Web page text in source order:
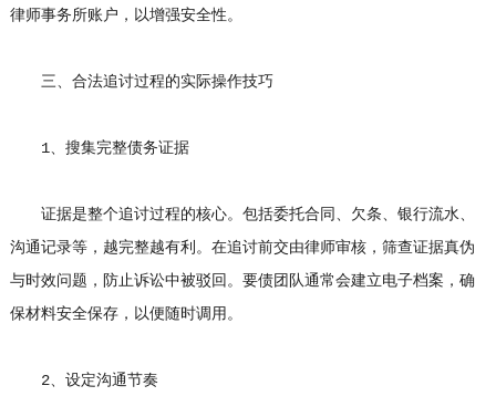
律师事务所账户，以增强安全性。
三、合法追讨过程的实际操作技巧
1、搜集完整债务证据
证据是整个追讨过程的核心。包括委托合同、欠条、银行流水、
沟通记录等，越完整越有利。在追讨前交由律师审核，筛查证据真伪
与时效问题，防止诉讼中被驳回。要债团队通常会建立电子档案，确
保材料安全保存，以便随时调用。
2、设定沟通节奏